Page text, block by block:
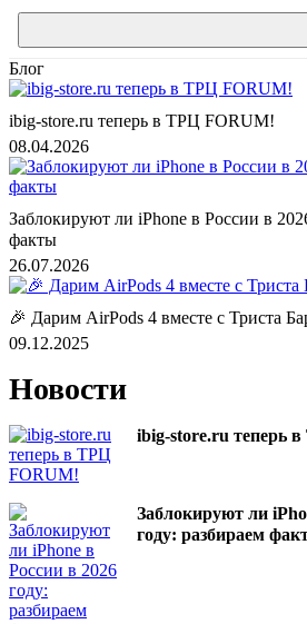
Блог
ibig-store.ru теперь в ТРЦ FORUM!
08.04.2026
Заблокируют ли iPhone в России в
факты
26.07.2026
🎉 Дарим AirPods 4 вместе с Триста
09.12.2025
Новости
ibig-store.ru теперь
Заблокируют ли
году: разбираем